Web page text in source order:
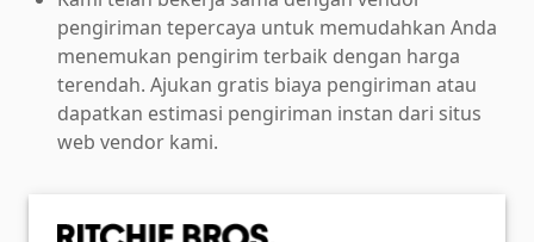
pengiriman tepercaya untuk memudahkan Anda
menemukan pengirim terbaik dengan harga
terendah. Ajukan gratis biaya pengiriman atau
dapatkan estimasi pengiriman instan dari situs
web vendor kami.